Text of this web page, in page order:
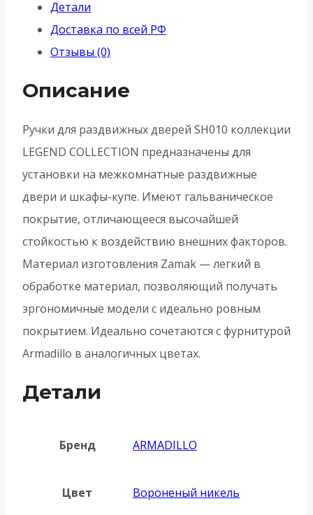
дверей
SH010-
BPVD-
77
Вороненый
никель
Детали
Доставка по всей РФ
Отзывы (0)
Описание
Ручки для раздвижных дверей SH010 коллекции
LEGEND COLLECTION предназначены для
установки на межкомнатные раздвижные
двери и шкафы-купе. Имеют гальваническое
покрытие, отличающееся высочайшей
стойкостью к воздействию внешних факторов.
Материал изготовления Zamak — легкий в
обработке материал, позволяющий получать
эргономичные модели с идеально ровным
покрытием. Идеально сочетаются с фурнитурой
Armadillo в аналогичных цветах.
Детали
Бренд ARMADILLO
Цвет Вороненый никель